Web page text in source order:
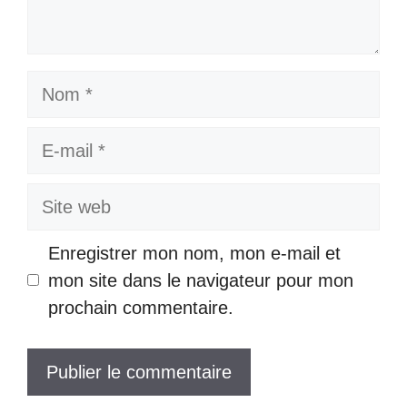
Nom
E-
Site
Enregistrer mon nom, mon e-mail et
mon site dans le navigateur pour mon
prochain commentaire.